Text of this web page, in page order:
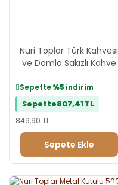
Nuri Toplar Türk Kahvesi
ve Damla Sakızlı Kahve
Sepette%5 indirim
Sepette807,41 TL
849,90 TL
Sepete Ekle